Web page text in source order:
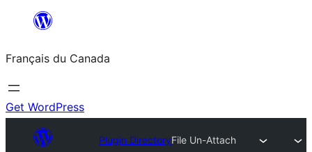
contenu
Français du Canada
Get WordPress
Plugin DirectoryFile Un-Attach